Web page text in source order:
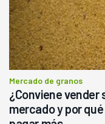
Mercado de granos
¿Conviene vender
mercado y por